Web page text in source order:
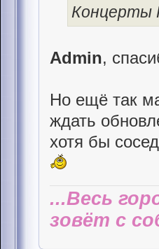
Концерты
Admin,
Но ещё так
ждать
хотя бы
...Весь
зовёт с